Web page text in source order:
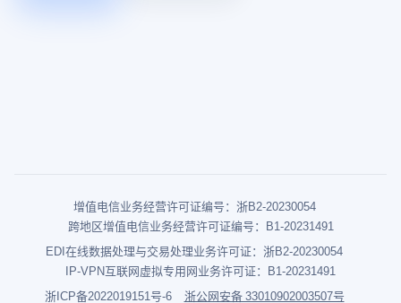
增值电信业务经营许可证编号：浙B2-20230054
跨地区增值电信业务经营许可证编号：B1-20231491
EDI在线数据处理与交易处理业务许可证：浙B2-20230054
IP-VPN互联网虚拟专用网业务许可证：B1-20231491
浙ICP备2022019151号-6
浙公网安备 33010902003507号